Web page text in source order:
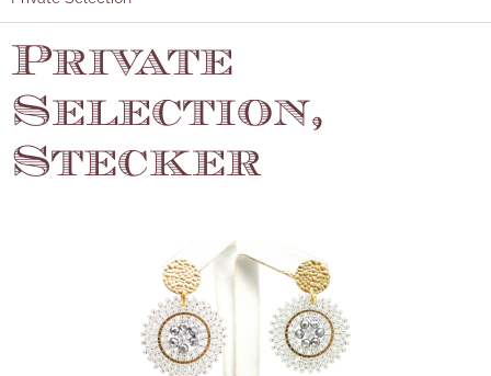
Private
Selection,
Stecker